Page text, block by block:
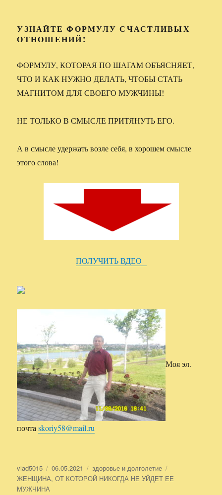
УЗНАЙТЕ ФОРМУЛУ СЧАСТЛИВЫХ
ОТНОШЕНИЙ!
ФОРМУЛУ, КОТОРАЯ ПО ШАГАМ ОБЪЯСНЯЕТ,
ЧТО И КАК НУЖНО ДЕЛАТЬ, ЧТОБЫ СТАТЬ
МАГНИТОМ ДЛЯ СВОЕГО МУЖЧИНЫ!
НЕ ТОЛЬКО В СМЫСЛЕ ПРИТЯНУТЬ ЕГО.
А в смысле удержать возле себя, в хорошем смысле
этого слова!
ПОЛУЧИТЬ ВДЕО
Моя эл.
почтаskoriy58@mail.ru
Автор
vlad5015 Опубликовано
06.05.2021 Рубрики
здоровье и долголетие
ЖЕНЩИНА,ОТ КОТОРОЙ НИКОГДА НЕ УЙДЕТ ЕЕ
МУЖЧИНА